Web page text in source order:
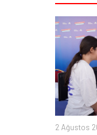
2 Ağustos